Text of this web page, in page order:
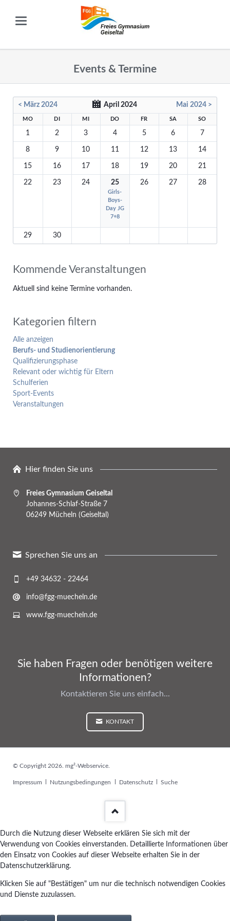
Events & Termine
< März 2024 April 2024 Mai 2024 >
MO DI MI DO FR SA SO
1 2 3 4 5 6 7
8 9 10 11 12 13 14
15 16 17 18 19 20 21
22 23 24 25
Girls-
Boys-
Day JG
7+8
26 27 28
29 30
Kommende Veranstaltungen
Aktuell sind keine Termine vorhanden.
Kategorien filtern
Alle anzeigen
Berufs- und Studienorientierung
Qualifizierungsphase
Relevant oder wichtig für Eltern
Schulferien
Sport-Events
Veranstaltungen
Hier finden Sie uns
Freies Gymnasium Geiseltal
Johannes-Schlaf-Straße 7
06249 Mücheln (Geiseltal)
Sprechen Sie uns an
+49 34632 - 22464
info@fgg-muecheln.de
www.fgg-muecheln.de
Sie haben Fragen oder benötigen weitere
Informationen?
Kontaktieren Sie uns einfach...
KONTAKT
© Copyright 2026. mg²-Webservice.
Navigation
Impressum Nutzungsbedingungen Datenschutz Suche
Durch die Nutzung dieser Webseite erklären Sie sich mit der
Verwendung von Cookies einverstanden. Detaillierte Informationen über
den Einsatz von Cookies auf dieser Webseite erhalten Sie in der
Datenschutzerklärung.
Klicken Sie auf "Bestätigen" um nur die technisch notwendigen Cookies
und Dienste zuzulassen.